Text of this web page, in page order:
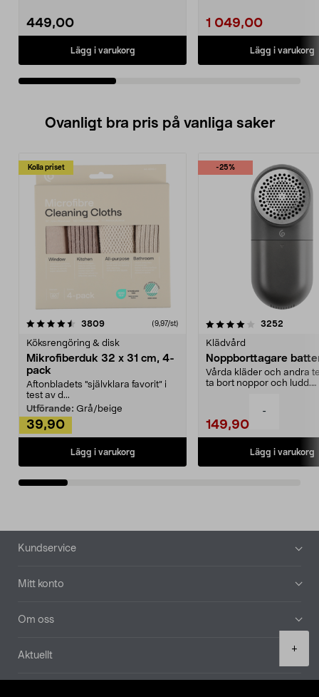
-
+
449,00
Lägg i varukorg
1 049,00
Lägg i varukorg
Ovanligt bra pris på vanliga saker
Kolla priset
3809recensioner (9,97/st)
Köksrengöring & disk
Mikrofiberduk 32 x 31 cm, 4-
pack
Aftonbladets "självklara favorit” i
test av d...
Utförande: Grå/beige
39,90
Lägg i varukorg
-25%
4.0av 5 stjärnor 3252
Klädvård
Noppborttagare
Vårda kläder och andra
ta bort noppor och ludd.
149,90
Lägg i varukorg
4.5av 5 stjärnor
Sidfot
Kundservice
Mitt konto
Om oss
Aktuellt